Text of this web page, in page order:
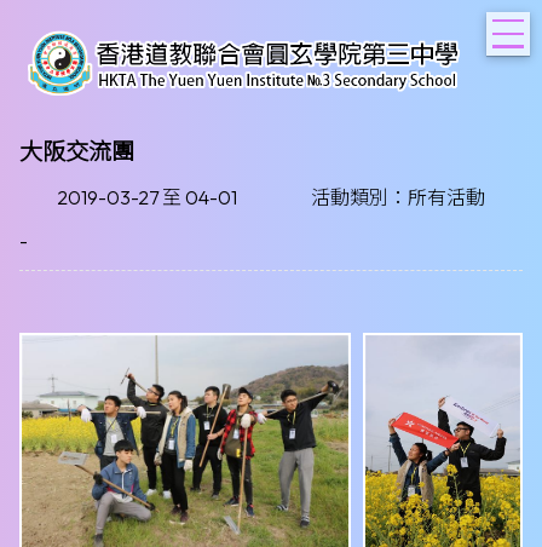
大阪交流團
2019-03-27 至 04-01
活動類別：所有活動
-